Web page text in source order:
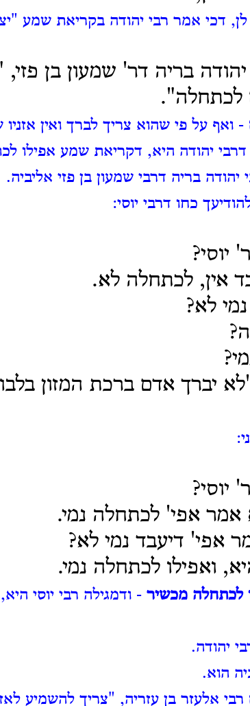
דכי אמר רבי יהודה בקריאת שמע
בריה דר' שמעון בן
לכתחלה".
- ואף על פי שהוא צריך לברך ואין אזניו
יהודה היא, דקריאת שמע אפילו
יהודה בריה דרבי שמעון בן פזי אליביה.
כחו דרבי יוסי:
יוסי?
אין, לכתחלה לא.
לא?
יברך אדם ברכת המזון
יוסי?
אמר אפי' לכתחלה נמי.
אפי' דיעבד נמי לא?
ואפילו לכתחלה נמי.
לכתחלה מכשיר - ודמגילה רבי יוסי
יהודה.
הוא.
אלעזר בן עזריה, "צריך להשמיע